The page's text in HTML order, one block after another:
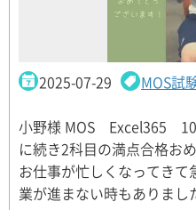
2025-07-29 MOS試
小野様 MOS Excel365
に続き2科目の満点合格お
お仕事が忙しくなってき
業が進まない時もありま